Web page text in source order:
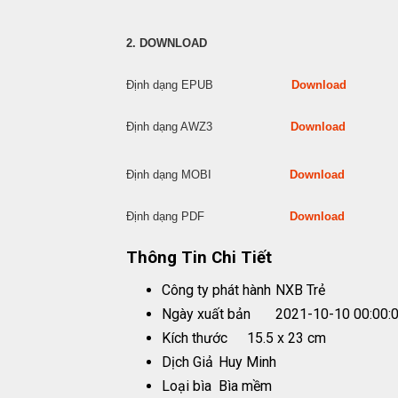
2. DOWNLOAD
Định dạng EPUB Download
Định dạng AWZ3 Download
Định dạng MOBI Download
Định dạng PDF Download
Thông Tin Chi Tiết
Công ty phát hành NXB Trẻ
Ngày xuất bản
2021-10-10
Kích thước
15.5 x 23 cm
Dịch Giả Huy Minh
Loại bìa Bìa mềm